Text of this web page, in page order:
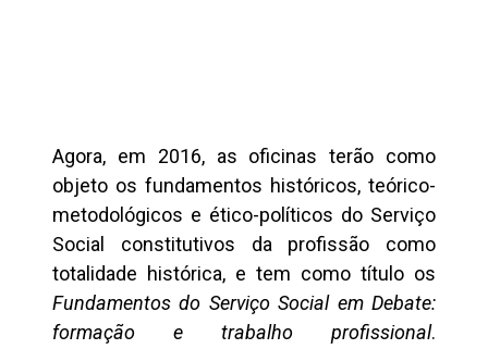
Agora, em 2016, as oficinas terão como
objeto os fundamentos históricos, teórico-
metodológicos e ético-políticos do Serviço
Social constitutivos da profissão como
totalidade histórica, e tem como título os
Fundamentos do Serviço Social em Debate:
formação e trabalho profissional.